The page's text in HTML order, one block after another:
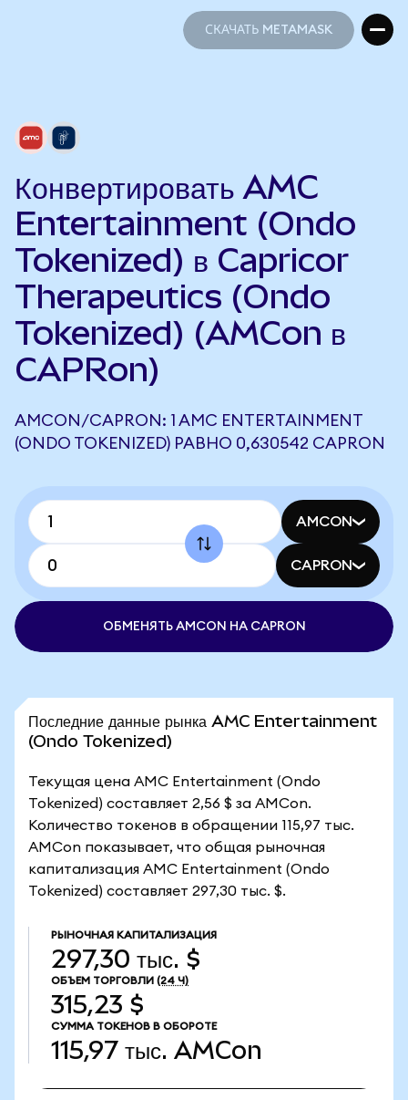
СКАЧАТЬ METAMASK
Конвертировать AMC
Entertainment (Ondo
Tokenized) в Capricor
Therapeutics (Ondo
Tokenized) (AMCon в
CAPRon)
AMCON/CAPRON: 1 AMC ENTERTAINMENT
(ONDO TOKENIZED) РАВНО 0,630542 CAPRON
AMCON
CAPRON
ОБМЕНЯТЬ AMCON НА CAPRON
Последние данные рынка AMC Entertainment
(Ondo Tokenized)
Текущая цена AMC Entertainment (Ondo
Tokenized) составляет 2,56 $ за AMCon.
Количество токенов в обращении 115,97 тыс.
AMCon показывает, что общая рыночная
капитализация AMC Entertainment (Ondo
Tokenized) составляет 297,30 тыс. $.
РЫНОЧНАЯ КАПИТАЛИЗАЦИЯ
297,30 тыс. $
ОБЪЕМ ТОРГОВЛИ (24 Ч)
315,23 $
СУММА ТОКЕНОВ В ОБОРОТЕ
115,97 тыс. AMCon